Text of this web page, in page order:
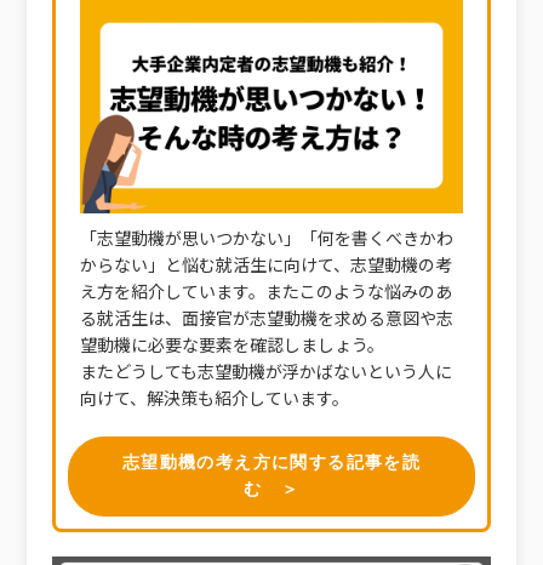
「志望動機が思いつかない」「何を書くべきかわ
からない」と悩む就活生に向けて、志望動機の考
え方を紹介しています。またこのような悩みのあ
る就活生は、面接官が志望動機を求める意図や志
望動機に必要な要素を確認しましょう。
またどうしても志望動機が浮かばないという人に
向けて、解決策も紹介しています。
志望動機の考え方に関する記事を読
む ＞